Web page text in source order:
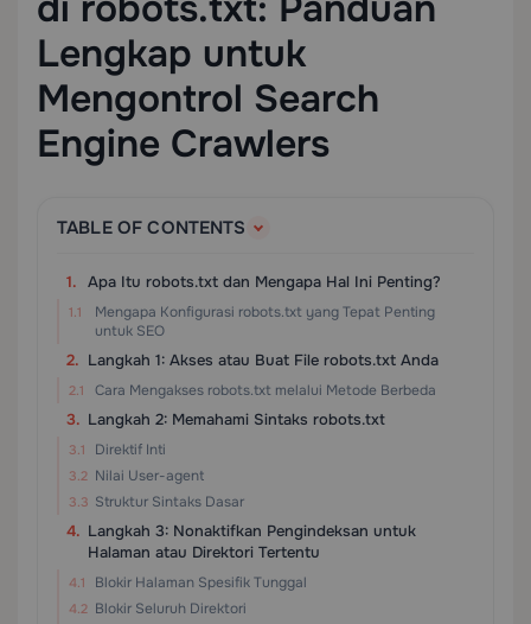
Lengkap untuk
Mengontrol Search
Engine Crawlers
TABLE OF CONTENTS
Apa Itu robots.txt dan Mengapa Hal Ini Penting?
Mengapa Konfigurasi robots.txt yang Tepat Penting
untuk SEO
Langkah 1: Akses atau Buat File robots.txt Anda
Cara Mengakses robots.txt melalui Metode Berbeda
Langkah 2: Memahami Sintaks robots.txt
Direktif Inti
Nilai User-agent
Struktur Sintaks Dasar
Langkah 3: Nonaktifkan Pengindeksan untuk
Halaman atau Direktori Tertentu
Blokir Halaman Spesifik Tunggal
Blokir Seluruh Direktori